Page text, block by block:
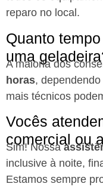
reparo no local.
Quanto
uma
A maioria dos
horas,
mais técnicos
Vocês
comercial ou
Sim! Nossa
inclusive à noite,
Estamos sempre